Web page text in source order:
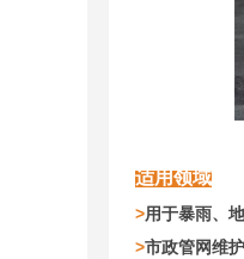
适用领域
>用于暴雨、
>市政管网维